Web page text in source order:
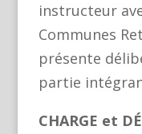
instructeur
Communes
présente
partie
CHARGE et